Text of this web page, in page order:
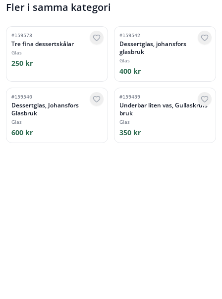
Fler i samma kategori
#159573
Tre fina dessertskålar
Glas
250 kr
#159542
Dessertglas, johansfors
glasbruk
Glas
400 kr
#159540
Dessertglas, Johansfors
Glasbruk
Glas
600 kr
#159439
Underbar liten vas, Gullaskrufs
bruk
Glas
350 kr